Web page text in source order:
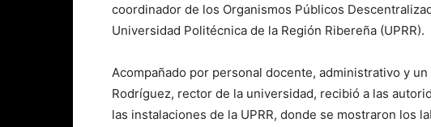
coordinador de los Organismos Públicos
Universidad Politécnica de la Región Ribereña (UPRR).
Acompañado por personal docente, administrativo y
Rodríguez, rector de la universidad, recibió a las
las instalaciones de la UPRR, donde se mostraron los